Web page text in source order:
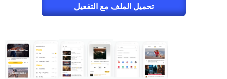
تحميل الملف مع التفعيل